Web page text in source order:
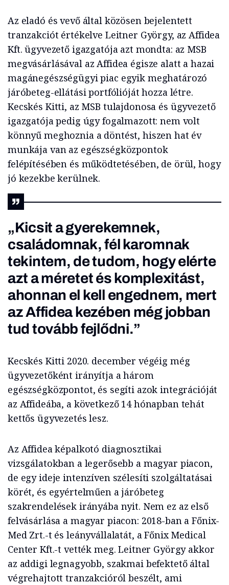
Az eladó és vevő által közösen bejelentett
tranzakciót értékelve Leitner György, az Affidea
Kft. ügyvezető igazgatója azt mondta: az MSB
megvásárlásával az Affidea égisze alatt a hazai
magánegészségügyi piac egyik meghatározó
járóbeteg-ellátási portfólióját hozza létre.
Kecskés Kitti, az MSB tulajdonosa és ügyvezető
igazgatója pedig úgy fogalmazott: nem volt
könnyű meghoznia a döntést, hiszen hat év
munkája van az egészségközpontok
felépítésében és működtetésében, de örül, hogy
jó kezekbe kerülnek.
„Kicsit a gyerekemnek,
családomnak, fél karomnak
tekintem, de tudom, hogy elérte
azt a méretet és komplexitást,
ahonnan el kell engednem, mert
az Affidea kezében még jobban
tud tovább fejlődni.”
Kecskés Kitti 2020. december végéig még
ügyvezetőként irányítja a három
egészségközpontot, és segíti azok integrációját
az Affideába, a következő 14 hónapban tehát
kettős ügyvezetés lesz.
Az Affidea képalkotó diagnosztikai
vizsgálatokban a legerősebb a magyar piacon,
de egy ideje intenzíven szélesíti szolgáltatásai
körét, és egyértelműen a járóbeteg
szakrendelések irányába nyit. Nem ez az első
felvásárlása a magyar piacon: 2018-ban a Főnix-
Med Zrt.-t és leányvállalatát, a Főnix Medical
Center Kft.-t vették meg. Leitner György akkor
az addigi legnagyobb, szakmai befektető által
végrehajtott tranzakcióról beszélt, ami